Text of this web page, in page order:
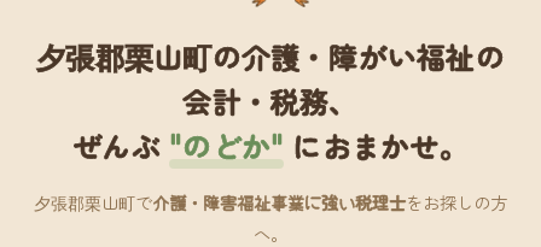
夕張郡栗山町の介護・障がい福祉の
会計・税務、
ぜんぶ "のどか" におまかせ。
夕張郡栗山町で介護・障害福祉事業に強い税理士をお探しの方
へ。